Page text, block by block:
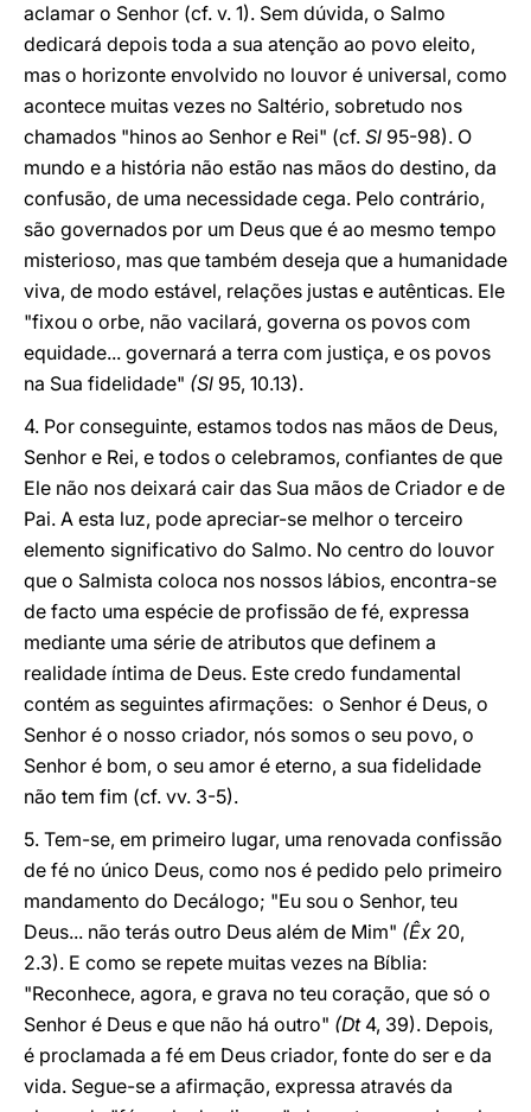
aclamar o Senhor (cf. v. 1). Sem dúvida, o Salmo
dedicará depois toda a sua atenção ao povo eleito,
mas o horizonte envolvido no louvor é universal, como
acontece muitas vezes no Saltério, sobretudo nos
chamados "hinos ao Senhor e Rei" (cf. Sl 95-98). O
mundo e a história não estão nas mãos do destino, da
confusão, de uma necessidade cega. Pelo contrário,
são governados por um Deus que é ao mesmo tempo
misterioso, mas que também deseja que a humanidade
viva, de modo estável, relações justas e autênticas. Ele
"fixou o orbe, não vacilará, governa os povos com
equidade... governará a terra com justiça, e os povos
na Sua fidelidade" (Sl 95, 10.13).
4. Por conseguinte, estamos todos nas mãos de Deus,
Senhor e Rei, e todos o celebramos, confiantes de que
Ele não nos deixará cair das Sua mãos de Criador e de
Pai. A esta luz, pode apreciar-se melhor o terceiro
elemento significativo do Salmo. No centro do louvor
que o Salmista coloca nos nossos lábios, encontra-se
de facto uma espécie de profissão de fé, expressa
mediante uma série de atributos que definem a
realidade íntima de Deus. Este credo fundamental
contém as seguintes afirmações: o Senhor é Deus, o
Senhor é o nosso criador, nós somos o seu povo, o
Senhor é bom, o seu amor é eterno, a sua fidelidade
não tem fim (cf. vv. 3-5).
5. Tem-se, em primeiro lugar, uma renovada confissão
de fé no único Deus, como nos é pedido pelo primeiro
mandamento do Decálogo; "Eu sou o Senhor, teu
Deus... não terás outro Deus além de Mim" (Êx 20,
2.3). E como se repete muitas vezes na Bíblia:
"Reconhece, agora, e grava no teu coração, que só o
Senhor é Deus e que não há outro" (Dt4, 39). Depois,
é proclamada a fé em Deus criador, fonte do ser e da
vida. Segue-se a afirmação, expressa através da